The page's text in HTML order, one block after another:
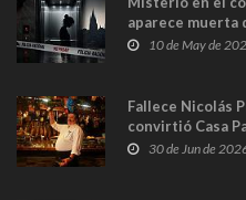
aparece muerta
y las cámaras
10 de May de
Fallece Nicolás
convirtió Casa
en Madrid
30 de Jun de